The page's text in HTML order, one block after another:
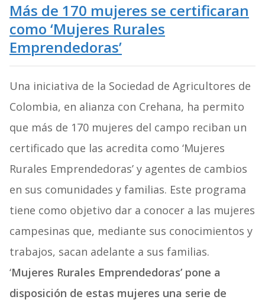
Más de 170 mujeres se certificaran
como ‘Mujeres Rurales
Emprendedoras’
Una iniciativa de la Sociedad de Agricultores de
Colombia, en alianza con Crehana, ha permito
que más de 170 mujeres del campo reciban un
certificado que las acredita como ‘Mujeres
Rurales Emprendedoras’ y agentes de cambios
en sus comunidades y familias. Este programa
tiene como objetivo dar a conocer a las mujeres
campesinas que, mediante sus conocimientos y
trabajos, sacan adelante a sus familias.
‘Mujeres Rurales Emprendedoras’ pone a
disposición de estas mujeres una serie de